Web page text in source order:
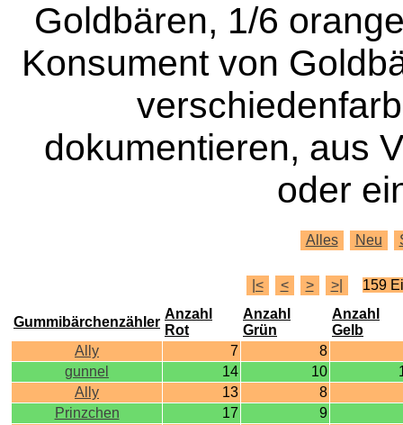
Goldbären, 1/6
Konsument von
dokumentieren, aus
oder
Alles Neu
|< < > >| 159
Gummibärchenzähler
Anzahl
Rot
Anzahl
Grün
Anzahl
Gelb
Ally
7
8
gunnel
14 10
Ally
13
8
Prinzchen
17
9